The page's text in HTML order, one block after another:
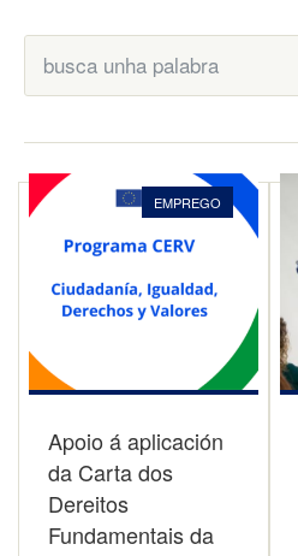
EMPREGO
Apoio á aplicación
da Carta dos
Dereitos
Fundamentais da